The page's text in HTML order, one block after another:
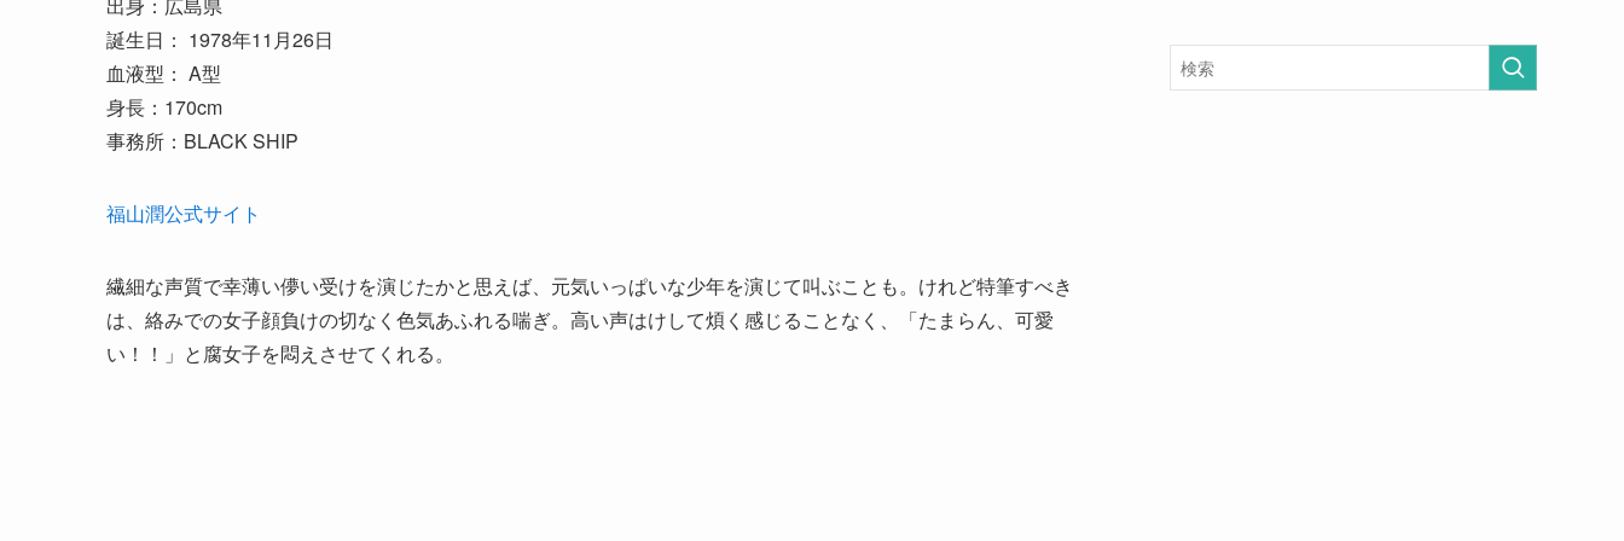
誕生日： 1978年11月26日
血液型： A型
身長：170cm
事務所：BLACK SHIP
福山潤公式サイト
繊細な声質で幸薄い儚い受けを演じたかと思えば、元気いっぱいな少年を演じて叫ぶことも。けれど特筆すべき
は、絡みでの女子顔負けの切なく色気あふれる喘ぎ。高い声はけして煩く感じることなく、「たまらん、可愛
い！！」と腐女子を悶えさせてくれる。